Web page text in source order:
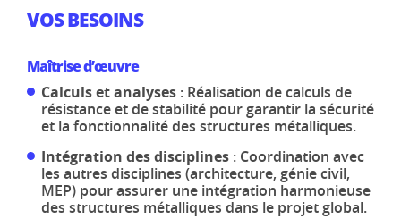
VOS BESOINS
Maîtrise d’œuvre
Calculs et analyses : Réalisation de calculs de
résistance et de stabilité pour garantir la sécurité
et la fonctionnalité des structures métalliques.
Intégration des disciplines : Coordination avec
les autres disciplines (architecture, génie civil,
MEP) pour assurer une intégration harmonieuse
des structures métalliques dans le projet global.